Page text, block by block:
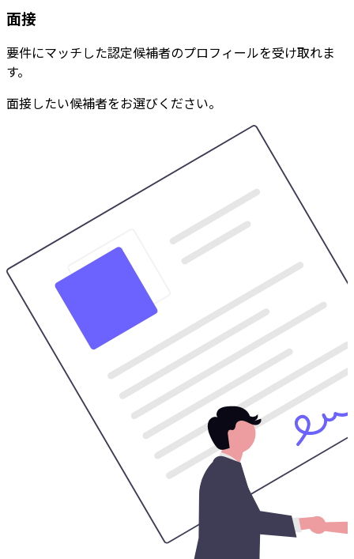
面接
要件にマッチした認定候補者のプロフィールを受け取れま
す。
面接したい候補者をお選びください。